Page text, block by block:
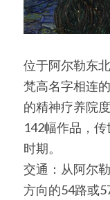
位于阿尔勒东
梵高名字相连
的精神疗养院
142幅作品，
时期。
交通：从阿尔
方向的54路或